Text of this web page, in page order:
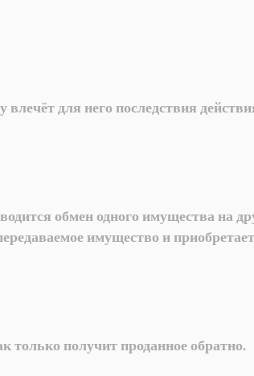
для него последствия
обмен одного имущества на
имущество и
только получит проданное обратно.